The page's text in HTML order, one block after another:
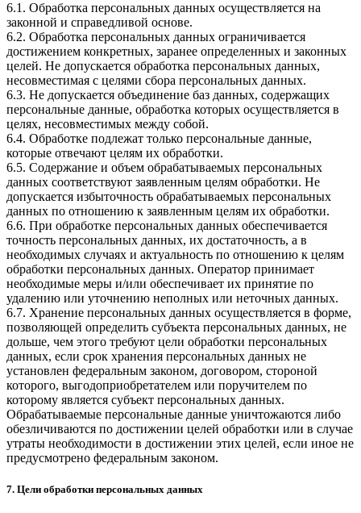
6.1. Обработка персональных данных осуществляется на
законной и справедливой основе.
6.2. Обработка персональных данных ограничивается
достижением конкретных, заранее определенных и законных
целей. Не допускается обработка персональных данных,
несовместимая с целями сбора персональных данных.
6.3. Не допускается объединение баз данных, содержащих
персональные данные, обработка которых осуществляется в
целях, несовместимых между собой.
6.4. Обработке подлежат только персональные данные,
которые отвечают целям их обработки.
6.5. Содержание и объем обрабатываемых персональных
данных соответствуют заявленным целям обработки. Не
допускается избыточность обрабатываемых персональных
данных по отношению к заявленным целям их обработки.
6.6. При обработке персональных данных обеспечивается
точность персональных данных, их достаточность, а в
необходимых случаях и актуальность по отношению к целям
обработки персональных данных. Оператор принимает
необходимые меры и/или обеспечивает их принятие по
удалению или уточнению неполных или неточных данных.
6.7. Хранение персональных данных осуществляется в форме,
позволяющей определить субъекта персональных данных, не
дольше, чем этого требуют цели обработки персональных
данных, если срок хранения персональных данных не
установлен федеральным законом, договором, стороной
которого, выгодоприобретателем или поручителем по
которому является субъект персональных данных.
Обрабатываемые персональные данные уничтожаются либо
обезличиваются по достижении целей обработки или в случае
утраты необходимости в достижении этих целей, если иное не
предусмотрено федеральным законом.
7. Цели обработки персональных данных